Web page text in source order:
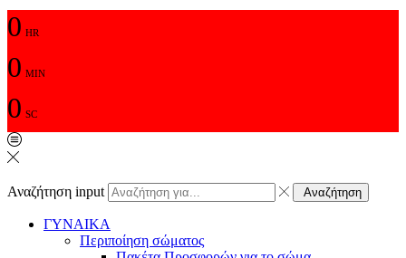
0 HR
0 MIN
0 SC
Αναζήτηση input Αναζήτηση
ΓΥΝΑΙΚΑ
Περιποίηση σώματος